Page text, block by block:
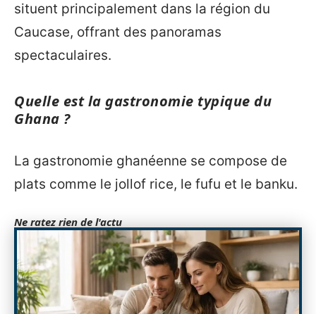
situent principalement dans la région du
Caucase, offrant des panoramas
spectaculaires.
Quelle est la gastronomie typique du
Ghana ?
La gastronomie ghanéenne se compose de
plats comme le jollof rice, le fufu et le banku.
Ne ratez rien de l'actu